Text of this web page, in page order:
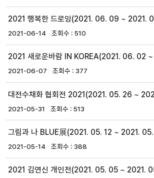
2021 행복한 드로잉(2021. 06. 09 ~ 2021.
2021-06-14 510
2021 새로운바람 IN KOREA(2021. 06. 02
2021-06-07 377
대전수채화 협회전 2021(2021. 05. 26 ~
2021-05-31 513
그림과 나 BLUE展(2021. 05. 12 ~ 2021.
2021-05-14 388
2021 김연신 개인전(2021. 05. 05 ~ 2021.